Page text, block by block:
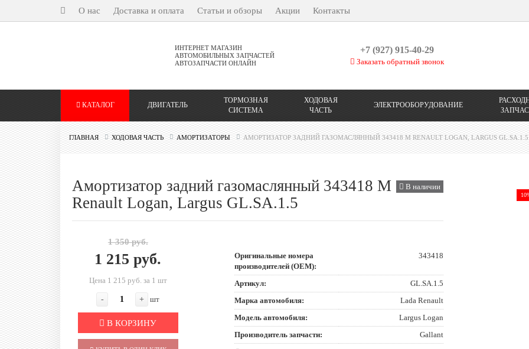
О нас Доставка и оплата Статьи и обзоры Акции Контакты
ИНТЕРНЕТ МАГАЗИН
АВТОМОБИЛЬНЫХ ЗАПЧАСТЕЙ
АВТОЗАПЧАСТИ ОНЛАЙН
+7 (927) 915-40-29
Заказать обратный звонок
КАТАЛОГ ДВИГАТЕЛЬ
ТОРМОЗНАЯ
СИСТЕМА
ХОДОВАЯ
ЧАСТЬ
ЭЛЕКТРООБОРУДОВАНИЕ
ГЛАВНАЯ ХОДОВАЯ ЧАСТЬ АМОРТИЗАТОРЫ АМОРТИЗАТОР ЗАДНИЙ ГАЗОМАСЛЯННЫЙ 343418 М RENAULT LOGAN, LARGUS GL.SA.1.5
В наличии
Амортизатор задний газомаслянный 343418 М
Renault Logan, Largus GL.SA.1.5
1 350 руб.
1 215 руб.
Цена 1 215 руб. за 1 шт
- + шт
В КОРЗИНУ
Оригинальные номера
производителей (OEM):
343418
Артикул:
GL.SA.1.5
Марка автомобиля:
Lada Renault
Модель автомобиля:
Largus Logan
Производитель запчасти:
Gallant